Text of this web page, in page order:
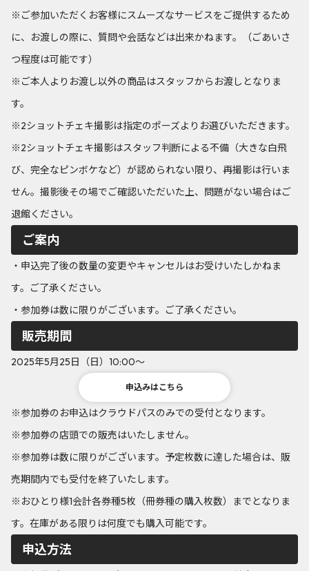
※ご参加いただくお客様にスムーズなサービスをご提供するため
に、お渡しの際に、質問や会話などは出来かねます。（ごあいさ
つ程度は可能です）
※ご本人よりお渡し以外の商品はスタッフからお渡しとなりま
す。
※2ショットチェキ撮影は指定のポーズよりお選びいただきます。
※2ショットチェキ撮影はスタッフ判断による不備（大きな白飛
び、完全なピンボケなど）が認められない限り、再撮影は行いま
せん。撮影後その場でご確認いただいた上、問題がない場合はご
退館ください。
ご案内
・申込完了後の数量の変更やキャンセルはお受けいたしかねま
す。ご了承ください。
・参加券は数に限りがございます。ご了承ください。
販売期間
2025年5月25日（日）10:00～
申込みはこちら
※参加券のお申込はクラウドパスのみでの受付となります。
※参加券の店頭での販売はいたしません。
※参加券は数に限りがございます。予定枚数に達した場合は、販
売期間内でも受付を終了いたします。
※おひとり様1会計各券種5枚（冊券種の購入枚数）までとなりま
す。在庫がある限りは何度でも購入可能です。
申込方法